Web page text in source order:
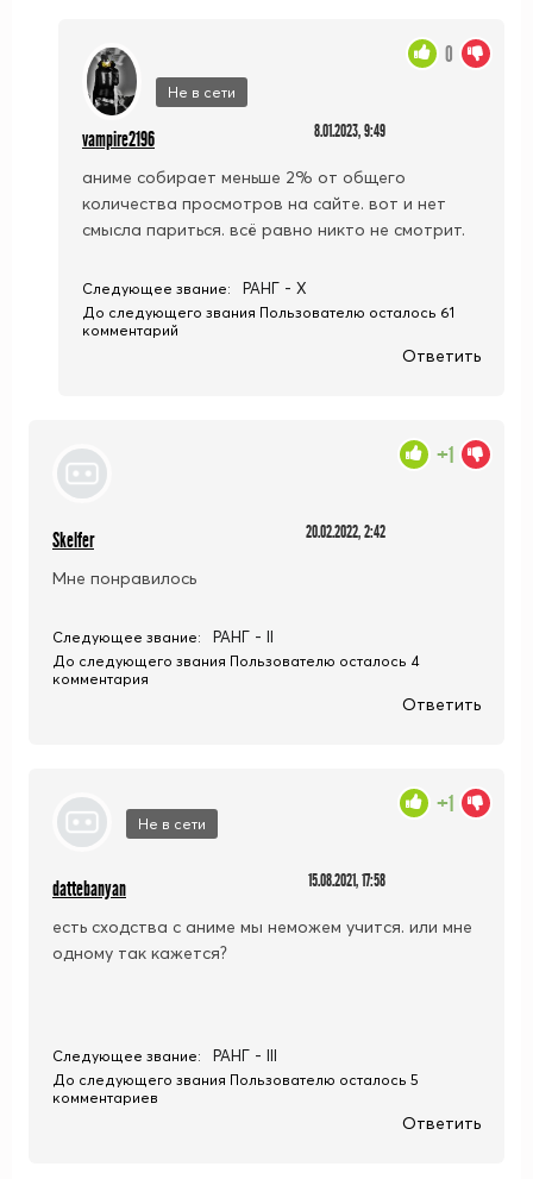
Не в сети
vampire2196 8.01.2023, 9:49
аниме собирает меньше 2% от общего
количества просмотров на сайте. вот и нет
смысла париться. всё равно никто не смотрит.
0
Следующее звание: РАНГ - X
До следующего звания Пользователю осталось 61
комментарий
Ответить
Skelfer 20.02.2022, 2:42
Мне понравилось
+1
Следующее звание: РАНГ - II
До следующего звания Пользователю осталось 4
комментария
Ответить
Не в сети
dattebanyan 15.08.2021, 17:58
есть сходства с аниме мы неможем учится. или мне
одному так кажется?
+1
Следующее звание: РАНГ - III
До следующего звания Пользователю осталось 5
комментариев
Ответить